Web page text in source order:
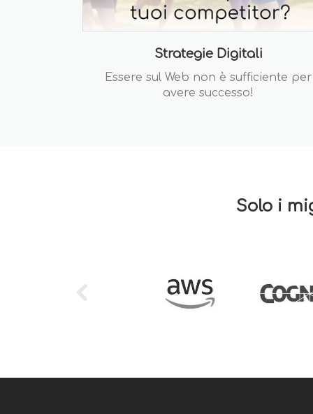
Strategie Digitali
Essere sul Web non è sufficiente per
avere successo!
Solo i